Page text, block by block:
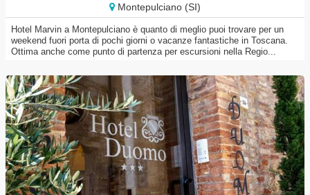
Montepulciano (SI)
Hotel Marvin a Montepulciano è quanto di meglio puoi trovare per un
weekend fuori porta di pochi giorni o vacanze fantastiche in Toscana.
Ottima anche come punto di partenza per escursioni nella Regio...